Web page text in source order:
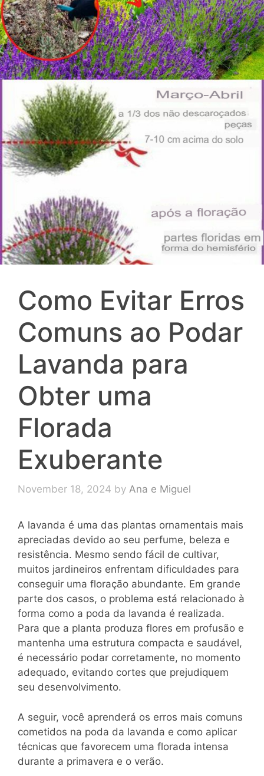
Como Evitar Erros
Comuns ao Podar
Lavanda para
Obter uma
Florada
Exuberante
November 18, 2024 by Ana e Miguel
A lavanda é uma das plantas ornamentais mais
apreciadas devido ao seu perfume, beleza e
resistência. Mesmo sendo fácil de cultivar,
muitos jardineiros enfrentam dificuldades para
conseguir uma floração abundante. Em grande
parte dos casos, o problema está relacionado à
forma como a poda da lavanda é realizada.
Para que a planta produza flores em profusão e
mantenha uma estrutura compacta e saudável,
é necessário podar corretamente, no momento
adequado, evitando cortes que prejudiquem
seu desenvolvimento.
A seguir, você aprenderá os erros mais comuns
cometidos na poda da lavanda e como aplicar
técnicas que favorecem uma florada intensa
durante a primavera e o verão.